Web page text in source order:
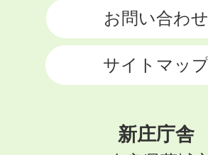
お問い合わせ
サイトマッ
新庄庁舎